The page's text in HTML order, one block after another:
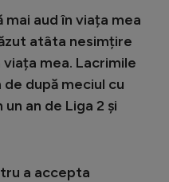
mai aud în viața mea
atâta nesimțire
mea. Lacrimile
după meciul cu
an de Liga 2 și
a accepta